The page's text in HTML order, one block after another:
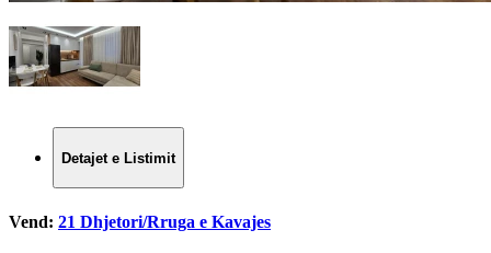
Detajet e Listimit
Vend: 21 Dhjetori/Rruga e Kavajes